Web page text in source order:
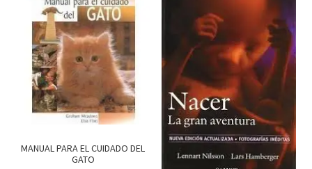
$290.
$246.
MANUAL PARA EL CUIDADO DEL
GATO